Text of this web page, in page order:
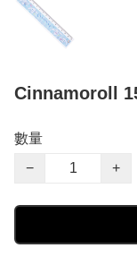
Cinnamoroll
數量
−
+